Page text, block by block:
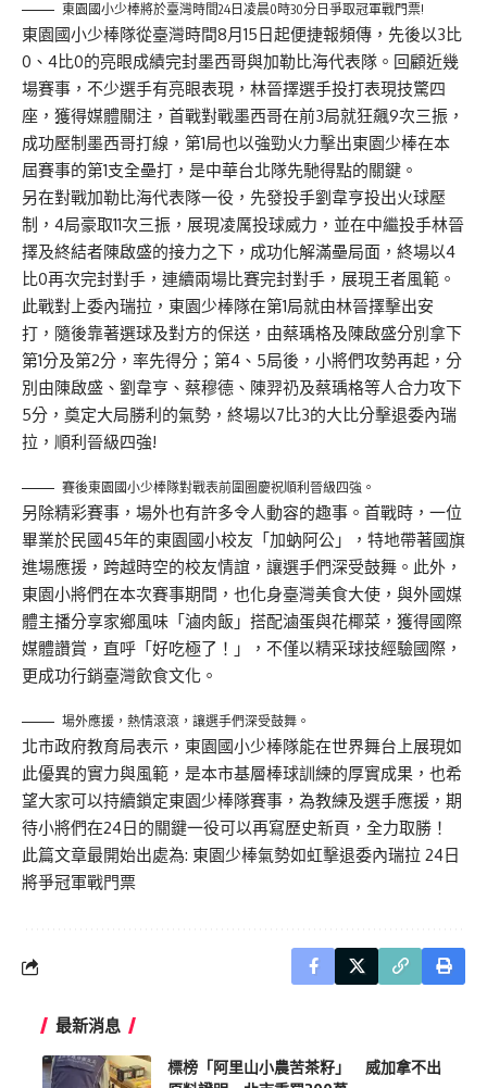
東園國小少棒將於臺灣時間24日凌晨0時30分日爭取冠軍戰門票!
東園國小少棒隊從臺灣時間8月15日起便捷報頻傳，先後以3比
0、4比0的亮眼成績完封墨西哥與加勒比海代表隊。回顧近幾
場賽事，不少選手有亮眼表現，林晉擇選手投打表現技驚四
座，獲得媒體關注，首戰對戰墨西哥在前3局就狂飆9次三振，
成功壓制墨西哥打線，第1局也以強勁火力擊出東園少棒在本
屆賽事的第1支全壘打，是中華台北隊先馳得點的關鍵。
另在對戰加勒比海代表隊一役，先發投手劉韋亨投出火球壓
制，4局豪取11次三振，展現凌厲投球威力，並在中繼投手林晉
擇及終結者陳啟盛的接力之下，成功化解滿壘局面，終場以4
比0再次完封對手，連續兩場比賽完封對手，展現王者風範。
此戰對上委內瑞拉，東園少棒隊在第1局就由林晉擇擊出安
打，隨後靠著選球及對方的保送，由蔡瑀格及陳啟盛分別拿下
第1分及第2分，率先得分；第4、5局後，小將們攻勢再起，分
別由陳啟盛、劉韋亨、蔡穆德、陳羿礽及蔡瑀格等人合力攻下
5分，奠定大局勝利的氣勢，終場以7比3的大比分擊退委內瑞
拉，順利晉級四強!
賽後東園國小少棒隊對戰表前圍圈慶祝順利晉級四強。
另除精彩賽事，場外也有許多令人動容的趣事。首戰時，一位
畢業於民國45年的東園國小校友「加蚋阿公」，特地帶著國旗
進場應援，跨越時空的校友情誼，讓選手們深受鼓舞。此外，
東園小將們在本次賽事期間，也化身臺灣美食大使，與外國媒
體主播分享家鄉風味「滷肉飯」搭配滷蛋與花椰菜，獲得國際
媒體讚賞，直呼「好吃極了！」，不僅以精采球技經驗國際，
更成功行銷臺灣飲食文化。
場外應援，熱情滾滾，讓選手們深受鼓舞。
北市政府教育局表示，東園國小少棒隊能在世界舞台上展現如
此優異的實力與風範，是本市基層棒球訓練的厚實成果，也希
望大家可以持續鎖定東園少棒隊賽事，為教練及選手應援，期
待小將們在24日的關鍵一役可以再寫歷史新頁，全力取勝！
此篇文章最開始出處為: 東園少棒氣勢如虹擊退委內瑞拉 24日
將爭冠軍戰門票
最新消息
標榜「阿里山小農苦茶籽」 威加拿不出